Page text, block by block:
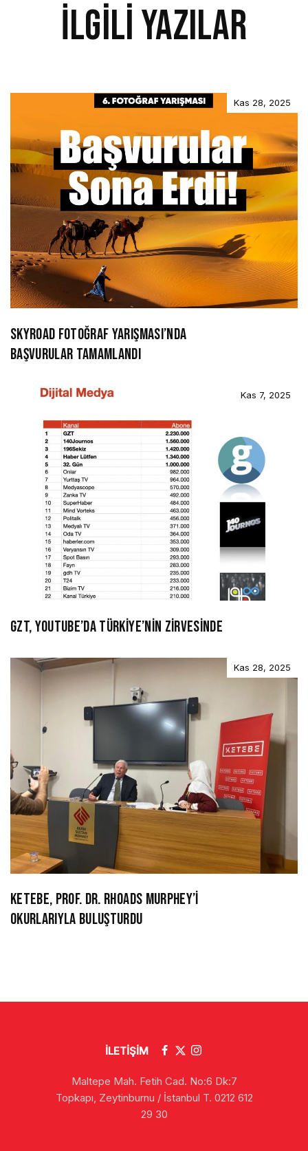
İlgili Yazılar
Kas 28, 2025
SKYROAD FOTOĞRAF YARIŞMASI’NDA
BAŞVURULAR TAMAMLANDI
Kas 7, 2025
GZT, YOUTUBE’DA TÜRKİYE’NİN ZİRVESİNDE
Kas 28, 2025
KETEBE, PROF. DR. RHOADS MURPHEY’İ
OKURLARIYLA BULUŞTURDU
İLETİŞİM
Maltepe Mah. Fetih Cad. No:6 Dk:7
Topkapı, Zeytinburnu / İstanbul T. 0212 612
29 30